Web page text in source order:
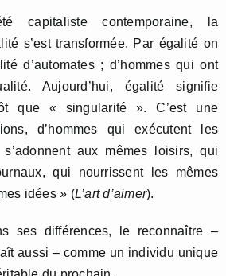
capitaliste contemporaine, la
s’est transformée. Par égalité on
d’automates ; d’hommes qui ont
Aujourd’hui, égalité signifie
que « singularité ». C’est une
d’hommes qui exécutent les
aux mêmes loisirs, qui
qui nourrissent les mêmes
idées » (L’art d’aimer).
ses différences, le reconnaître –
aussi – comme un individu unique